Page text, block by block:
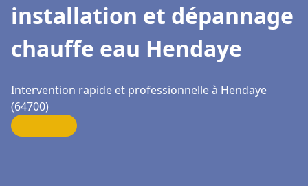
installation et dépannage
chauffe eau Hendaye
Intervention rapide et professionnelle à Hendaye
(64700)